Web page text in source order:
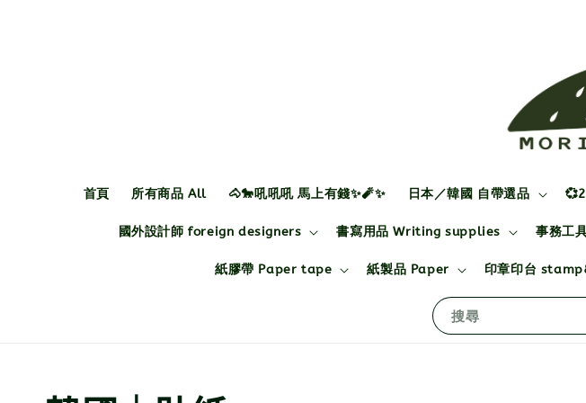
搜尋
首頁 所有商品 All 🐴🐎吼吼吼 馬上有錢✨🧨✨ 日本／韓國 自帶選品
國外設計師 foreign designers 書寫用品 Writing supplies 事務工
紙膠帶 Paper tape 紙製品 Paper 印章印台